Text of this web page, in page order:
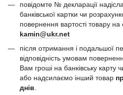
повідомте № декларації
банківської картки чи
повернення вартості товару
kamin@ukr.net
після отримання і подальшої
відповідність умовам
Вам гроші на банківську карту
або надсилаємо інший товар
днів